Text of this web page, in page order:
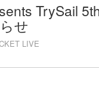
TrySail
せ
LIVE